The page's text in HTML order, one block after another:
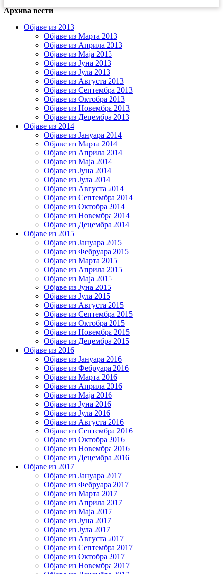
Архива вести
Објаве из 2013
Објаве из Марта 2013
Објаве из Априла 2013
Објаве из Маја 2013
Објаве из Јунa 2013
Објаве из Јула 2013
Објаве из Августа 2013
Објаве из Септембра 2013
Објаве из Октобра 2013
Објаве из Новембра 2013
Објаве из Децембра 2013
Објаве из 2014
Објаве из Јануара 2014
Објаве из Марта 2014
Објаве из Априла 2014
Објаве из Маја 2014
Објаве из Јуна 2014
Објаве из Јула 2014
Објаве из Августа 2014
Објаве из Септембра 2014
Објаве из Октобра 2014
Објаве из Новембра 2014
Објаве из Децембра 2014
Објаве из 2015
Објаве из Јануара 2015
Објаве из Фебруара 2015
Објаве из Марта 2015
Објаве из Априла 2015
Објаве из Маја 2015
Објаве из Јуна 2015
Објаве из Јула 2015
Објаве из Августа 2015
Објаве из Септембра 2015
Објаве из Октобра 2015
Објаве из Новембра 2015
Објаве из Децембра 2015
Објаве из 2016
Објаве из Јануара 2016
Објаве из Фебруара 2016
Објаве из Марта 2016
Објаве из Априла 2016
Објаве из Маја 2016
Објаве из Јуна 2016
Објаве из Јула 2016
Објаве из Августа 2016
Објаве из Септембра 2016
Објаве из Октобра 2016
Објаве из Новембра 2016
Објаве из Децембра 2016
Објаве из 2017
Објаве из Јануара 2017
Објаве из Фебруара 2017
Објаве из Марта 2017
Објаве из Априла 2017
Објаве из Маја 2017
Објаве из Јуна 2017
Објаве из Јула 2017
Објаве из Августа 2017
Објаве из Септембра 2017
Објаве из Октобра 2017
Објаве из Новембра 2017